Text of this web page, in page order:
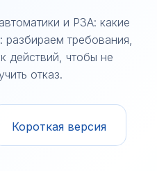
и РЗА: какие
требования,
действий, чтобы не
отказ.
Короткая версия